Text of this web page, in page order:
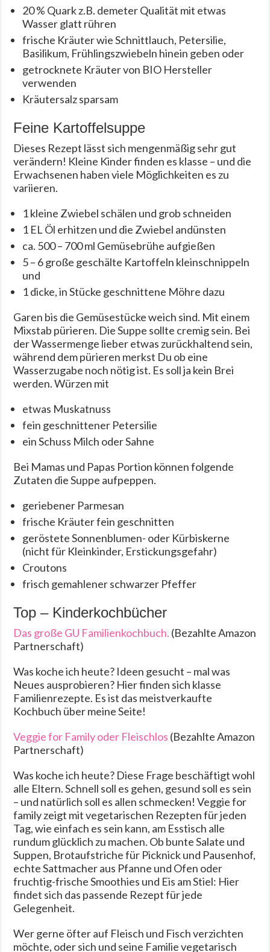
20 % Quark z.B. demeter Qualität mit etwas
Wasser glatt rühren
frische Kräuter wie Schnittlauch, Petersilie,
Basilikum, Frühlingszwiebeln hinein geben oder
getrocknete Kräuter von BIO Hersteller
verwenden
Kräutersalz sparsam
Feine Kartoffelsuppe
Dieses Rezept lässt sich mengenmäßig sehr gut
verändern! Kleine Kinder finden es klasse – und die
Erwachsenen haben viele Möglichkeiten es zu
variieren.
1 kleine Zwiebel schälen und grob schneiden
1 EL Öl erhitzen und die Zwiebel andünsten
ca. 500 – 700 ml Gemüsebrühe aufgießen
5 – 6 große geschälte Kartoffeln kleinschnippeln
und
1 dicke, in Stücke geschnittene Möhre dazu
Garen bis die Gemüsestücke weich sind. Mit einem
Mixstab pürieren. Die Suppe sollte cremig sein. Bei
der Wassermenge lieber etwas zurückhaltend sein,
während dem pürieren merkst Du ob eine
Wasserzugabe noch nötig ist. Es soll ja kein Brei
werden. Würzen mit
etwas Muskatnuss
fein geschnittener Petersilie
ein Schuss Milch oder Sahne
Bei Mamas und Papas Portion können folgende
Zutaten die Suppe aufpeppen.
geriebener Parmesan
frische Kräuter fein geschnitten
geröstete Sonnenblumen- oder Kürbiskerne
(nicht für Kleinkinder, Erstickungsgefahr)
Croutons
frisch gemahlener schwarzer Pfeffer
Top – Kinderkochbücher
Das große GU Familienkochbuch. (Bezahlte Amazon
Partnerschaft)
Was koche ich heute? Ideen gesucht – mal was
Neues ausprobieren? Hier finden sich klasse
Familienrezepte. Es ist das meistverkaufte
Kochbuch über meine Seite!
Veggie for Family oder Fleischlos (Bezahlte Amazon
Partnerschaft)
Was koche ich heute? Diese Frage beschäftigt wohl
alle Eltern. Schnell soll es gehen, gesund soll es sein
– und natürlich soll es allen schmecken! Veggie for
family zeigt mit vegetarischen Rezepten für jeden
Tag, wie einfach es sein kann, am Esstisch alle
rundum glücklich zu machen. Ob bunte Salate und
Suppen, Brotaufstriche für Picknick und Pausenhof,
echte Sattmacher aus Pfanne und Ofen oder
fruchtig-frische Smoothies und Eis am Stiel: Hier
findet sich das passende Rezept für jede
Gelegenheit.
Wer gerne öfter auf Fleisch und Fisch verzichten
möchte, oder sich und seine Familie vegetarisch